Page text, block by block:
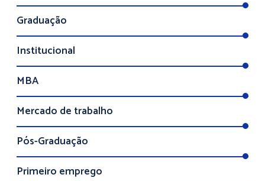
Graduação
Institucional
MBA
Mercado de trabalho
Pós-Graduação
Primeiro emprego